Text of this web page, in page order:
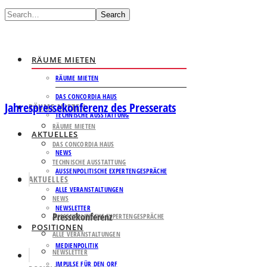
Search
RÄUME MIETEN
RÄUME MIETEN
DAS CONCORDIA HAUS
TECHNISCHE AUSSTATTUNG
AKTUELLES
NEWS
AUSSENPOLITISCHE EXPERTENGESPRÄCHE
ALLE VERANSTALTUNGEN
NEWSLETTER
POSITIONEN
MEDIENPOLITIK
IMPULSE FÜR DEN ORF
RÄUME MIETEN
RÄUME MIETEN
DAS CONCORDIA HAUS
TECHNISCHE AUSSTATTUNG
AKTUELLES
NEWS
AUSSENPOLITISCHE EXPERTENGESPRÄCHE
ALLE VERANSTALTUNGEN
NEWSLETTER
Jahrespressekonferenz des Presserats
Pressekonferenz